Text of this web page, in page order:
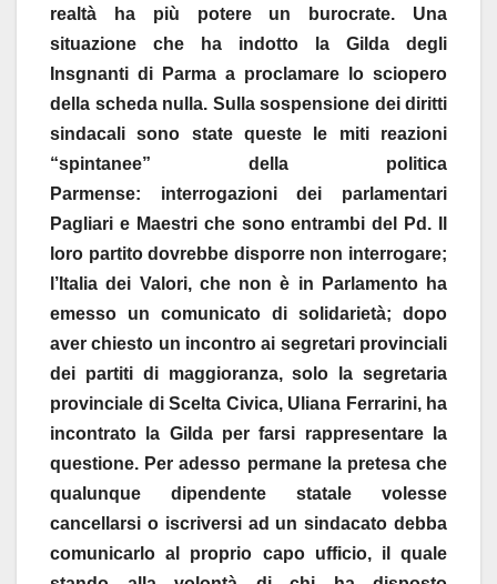
realtà ha più potere un burocrate. Una
situazione che ha indotto la Gilda degli
Insgnanti di Parma a proclamare lo sciopero
della scheda nulla. Sulla sospensione dei diritti
sindacali sono state queste le miti reazioni
“spintanee” della politica
Parmense: interrogazioni dei parlamentari
Pagliari e Maestri che sono entrambi del Pd. Il
loro partito dovrebbe disporre non interrogare;
l’Italia dei Valori, che non è in Parlamento ha
emesso un comunicato di solidarietà; dopo
aver chiesto un incontro ai segretari provinciali
dei partiti di maggioranza, solo la segretaria
provinciale di Scelta Civica, Uliana Ferrarini, ha
incontrato la Gilda per farsi rappresentare la
questione. Per adesso permane la pretesa che
qualunque dipendente statale volesse
cancellarsi o iscriversi ad un sindacato debba
comunicarlo al proprio capo ufficio, il quale